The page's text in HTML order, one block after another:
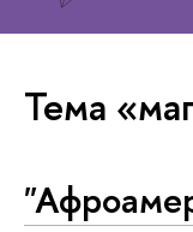
Тема